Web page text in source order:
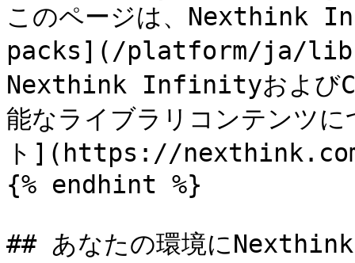
このページは、Nexthink
packs](/platform/ja/
Nexthink Infinityおよび
能なライブラリコンテンツ
ト](https://
{% endhint %}
## あなたの環境に